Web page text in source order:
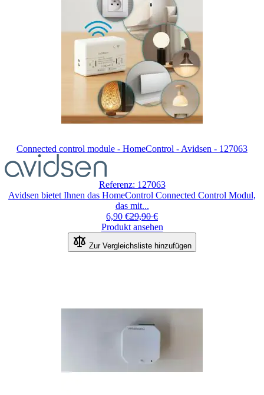
Connected control module - HomeControl - Avidsen - 127063
Referenz: 127063
Avidsen bietet Ihnen das HomeControl Connected Control Modul,
das mit...
6,90 €29,90 €
Produkt ansehen
Zur Vergleichsliste hinzufügen